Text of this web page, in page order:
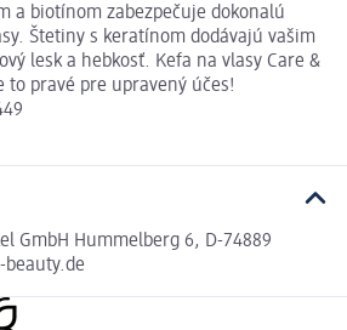
a biotínom zabezpečuje dokonalú
Štetiny s keratínom dodávajú vašim
lesk a hebkosť. Kefa na vlasy Care &
to pravé pre upravený účes!
GmbH Hummelberg 6, D-74889
beauty.de